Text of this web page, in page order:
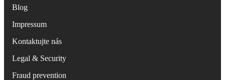
Blog
Impressum
Kontaktujte nás
Legal & Security
Fraud prevention